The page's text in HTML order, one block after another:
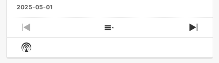
2025-05-01
Previous
Episode
Show
Episodes
Next
Show
Podcast